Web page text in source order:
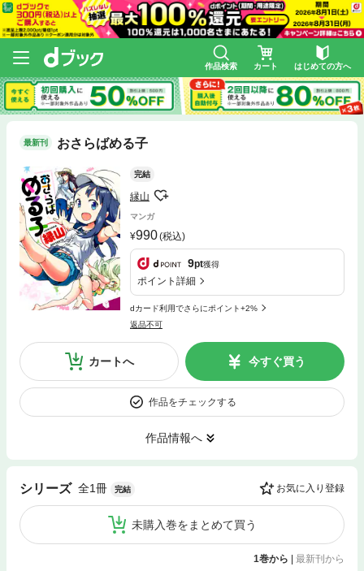
作品検索 カート はじめての方へ
最新刊 おさらばめる子
完結
縁山
マンガ
990(税込)
9pt獲得
ポイント詳細
dカード利用でさらにポイント+2%
返品不可
カートへ 今すぐ買う
作品をチェックする
作品情報へ
シリーズ 全1冊 完結 お気に入り登録
未購入巻をまとめて買う
1巻から 最新刊から